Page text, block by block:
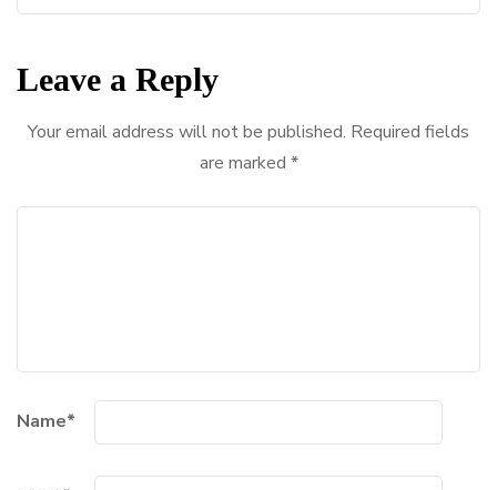
Leave a Reply
Your email address will not be published. Required fields
are marked *
Name*